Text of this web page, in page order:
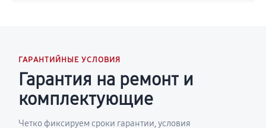
ГАРАНТИЙНЫЕ УСЛОВИЯ
Гарантия на ремонт и
комплектующие
Четко фиксируем сроки гарантии, условия